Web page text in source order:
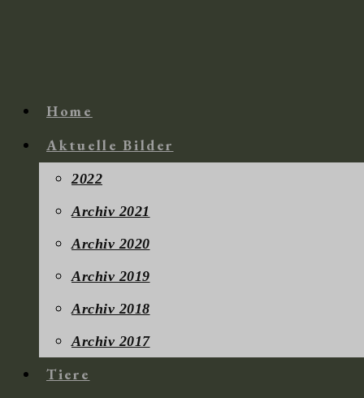
Home
Aktuelle Bilder
2022
Archiv 2021
Archiv 2020
Archiv 2019
Archiv 2018
Archiv 2017
Tiere